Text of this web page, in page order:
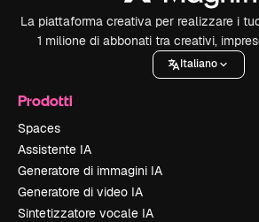
La piattaforma creativa per realizzare i
1 milione di abbonati tra creativi,
Italiano
Prodotti
Spaces
Assistente IA
Generatore di immagini IA
Generatore di video IA
Sintetizzatore vocale IA